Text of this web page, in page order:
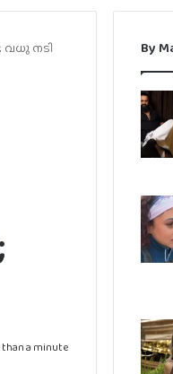
നടി
than a minute
By